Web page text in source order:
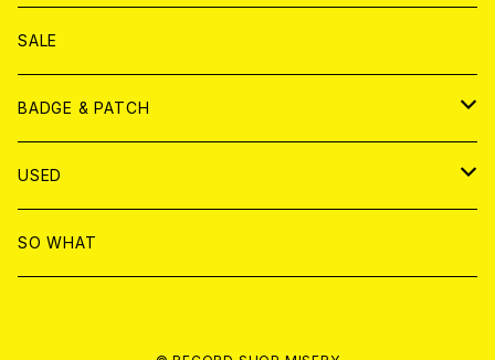
ANALOG
DVD
T-shirt & WEAR
CD
ANALOG
T-SHIRT & WEAR
DVD
SALE
BADGE & PATCH
BADGE
PATCH
USED
書籍
SO WHAT